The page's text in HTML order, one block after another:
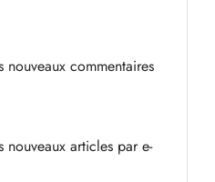
nouveaux commentaires
nouveaux articles par e-